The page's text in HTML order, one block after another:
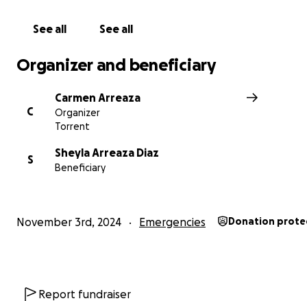
See all See all
Organizer and beneficiary
C
Carmen Arreaza
Organizer
Torrent
S
Sheyla Arreaza Diaz
Beneficiary
November 3rd, 2024 Emergencies Donation
Report fundraiser